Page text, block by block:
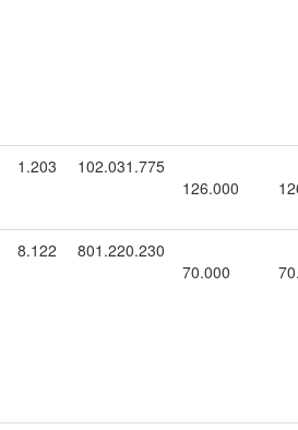
1.203
102.031.775
126.000
8.122
801.220.230
70.000